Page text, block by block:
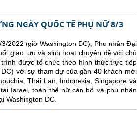
NGÀY QUỐC TẾ PHỤ NỮ 8/3
2022 (giờ Washington DC), Phu nhân Đại
giao lưu và sinh hoạt chuyên đề với chủ
được tổ chức theo hình thức trực tiếp
với sự tham dự của gần 40 khách mời
Thái Lan, Indonesia, Singapore và
Israel, toàn thể nữ cán bộ và phu nhân
Washington DC.